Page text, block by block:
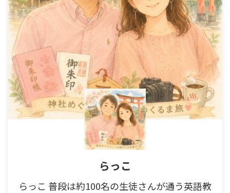
らっこ
らっこ 普段は約100名の生徒さんが通う英語教